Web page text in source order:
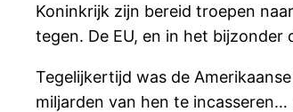
Koninkrijk zijn bereid troepen
tegen. De EU, en in het
Tegelijkertijd was de
miljarden van hen te